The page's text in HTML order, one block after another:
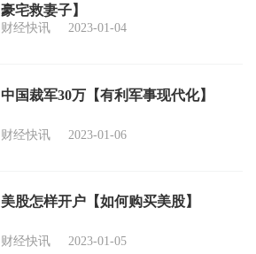
豪宅救妻子】
财经快讯 2023-01-04
中国裁军30万【有利军事现代化】
财经快讯 2023-01-06
美股怎样开户【如何购买美股】
财经快讯 2023-01-05